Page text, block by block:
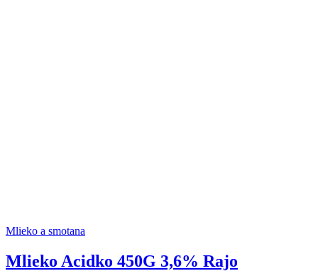
Mlieko a smotana
Mlieko Acidko 450G 3,6% Rajo